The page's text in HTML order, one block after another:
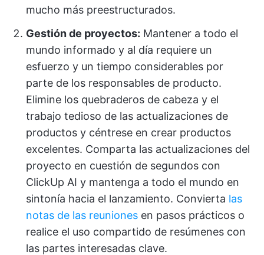
mucho más preestructurados.
Gestión de proyectos: Mantener a todo el
mundo informado y al día requiere un
esfuerzo y un tiempo considerables por
parte de los responsables de producto.
Elimine los quebraderos de cabeza y el
trabajo tedioso de las actualizaciones de
productos y céntrese en crear productos
excelentes. Comparta las actualizaciones del
proyecto en cuestión de segundos con
ClickUp AI y mantenga a todo el mundo en
sintonía hacia el lanzamiento. Convierta las
notas de las reuniones en pasos prácticos o
realice el uso compartido de resúmenes con
las partes interesadas clave.